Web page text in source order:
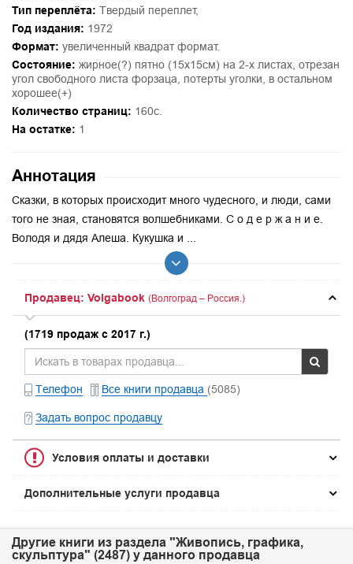
Тип переплёта: Твердый переплет,
Год издания: 1972
Формат: увеличенный квадрат формат.
Состояние: жирное(?) пятно (15х15см) на 2-х листах, отрезан
угол свободного листа форзаца, потерты уголки, в остальном
хорошее(+)
Количество страниц: 160с.
На остатке: 1
Аннотация
Сказки, в которых происходит много чудесного, и люди, сами
того не зная, становятся волшебниками. С о д е р ж а н и е.
Володя и дядя Алеша. Кукушка и ...
Продавец: Volgabook (Волгоград – Россия.)
(1719 продаж с 2017 г.)
Телефон Все книги продавца (5085)
Задать вопрос продавцу
Условия оплаты и доставки
Дополнительные услуги продавца
Другие книги из раздела "Живопись, графика,
скульптура" (2487) у данного продавца